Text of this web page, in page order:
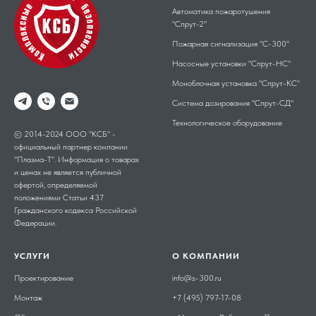
© 2014-2024 ООО "КСБ" -
официальный партнер компании
"Плазма-Т". Информация о товарах
и ценах не является публичной
офертой, определяемой
положениями Статьи 437
Гражданского кодекса Российской
Федерации.
Автоматика пожаротушения
"Спрут-2"
Пожарная сигнализация "С-300"
Насосные установки "Спрут-НС"
Моноблочная установка "Спрут-КС"
Система дозирования "Спрут-СД"
Технологическое оборудование
УСЛУГИ
Проектирование
Монтаж
О КОМПАНИИ
info@s-300.ru
+7 (495) 797-17-08